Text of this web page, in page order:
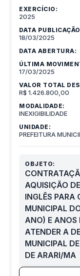
EXERCÍCIO:
2025
DATA
18/03/2025
DATA ABERTURA:
ÚLTIMA
17/03/2025
VALOR TOTAL
R$ 1.426.800,00
MODALIDADE:
INEXIGIBILIDADE
UNIDADE:
PREFEITURA
OBJETO:
AQUISIÇÃO
INGLÊS PARA
MUNICIPAL
ANO) E ANOS
ATENDER A
MUNICIPAL
DE ARARI/MA